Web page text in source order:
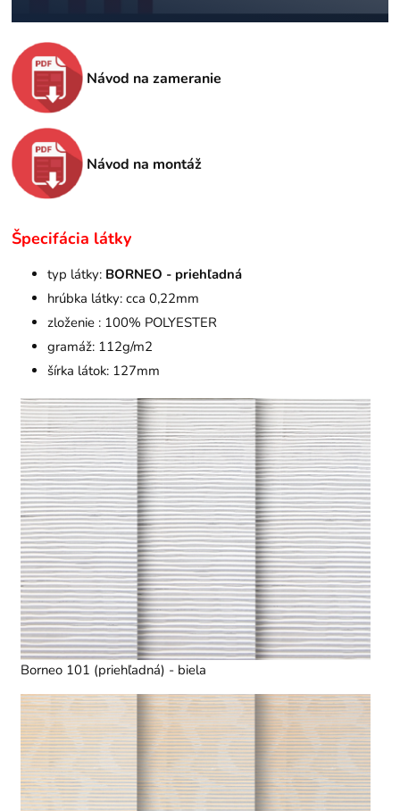
Návod na zameranie
Návod na montáž
Špecifácia látky
typ látky: BORNEO - priehľadná
hrúbka látky: cca 0,22mm
zloženie : 100% POLYESTER
gramáž: 112g/m2
šírka látok: 127mm
Borneo 101 (priehľadná) - biela